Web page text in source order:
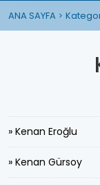
ANA SAYFA
» Kenan Eroğlu
» Kenan Gürsoy